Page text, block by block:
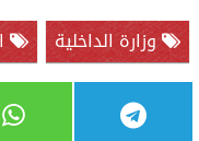
وزارة الداخلية